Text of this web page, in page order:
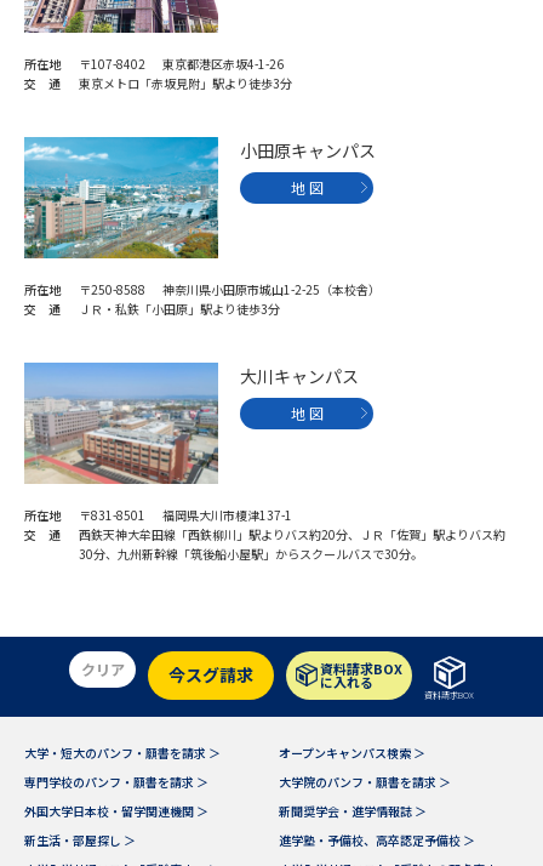
所在地
〒107-8402 東京都港区赤坂4-1-26
交 通
東京メトロ「赤坂見附」駅より徒歩3分
小田原キャンパス
地 図
所在地
〒250-8588 神奈川県小田原市城山1-2-25（本校舎）
交 通
ＪＲ・私鉄「小田原」駅より徒歩3分
大川キャンパス
地 図
所在地
〒831-8501 福岡県大川市榎津137-1
交 通
西鉄天神大牟田線「西鉄柳川」駅よりバス約20分、ＪＲ「佐賀」駅よりバス約
30分、九州新幹線「筑後船小屋駅」からスクールバスで30分。
クリア 今スグ請求 資料請求BOX
に入れる
資料請求BOX
大学・短大のパンフ・願書を請求 ＞
オープンキャンパス検索 ＞
専門学校のパンフ・願書を請求 ＞
大学院のパンフ・願書を請求 ＞
外国大学日本校・留学関連機関 ＞
新聞奨学会・進学情報誌 ＞
新生活・部屋探し ＞
進学塾・予備校、高卒認定予備校 ＞